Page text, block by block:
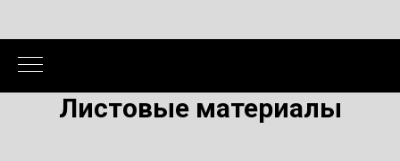
Листовые материалы